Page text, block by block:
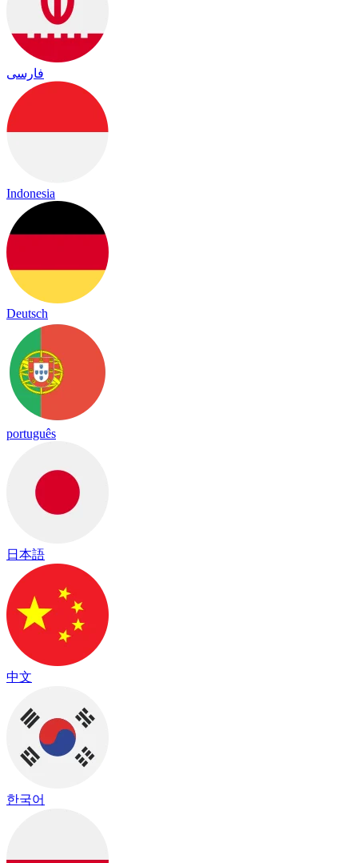
فارسی
Indonesia
Deutsch
português
日本語
中文
한국어